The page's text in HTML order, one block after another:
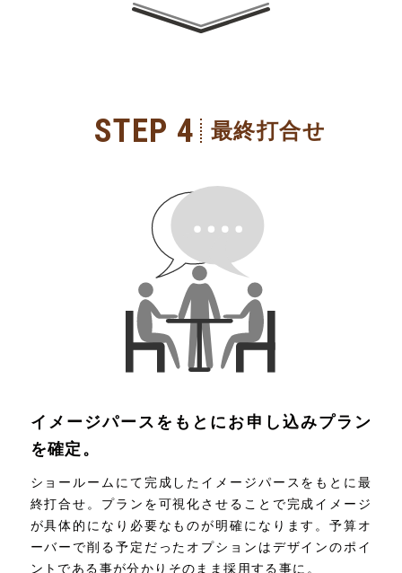
STEP 4 最終打合せ
イメージパースをもとにお申し込みプラン
を確定。
ショールームにて完成したイメージパースをもとに最
終打合せ。プランを可視化させることで完成イメージ
が具体的になり必要なものが明確になります。予算オ
ーバーで削る予定だったオプションはデザインのポイ
ントである事が分かりそのまま採用する事に。